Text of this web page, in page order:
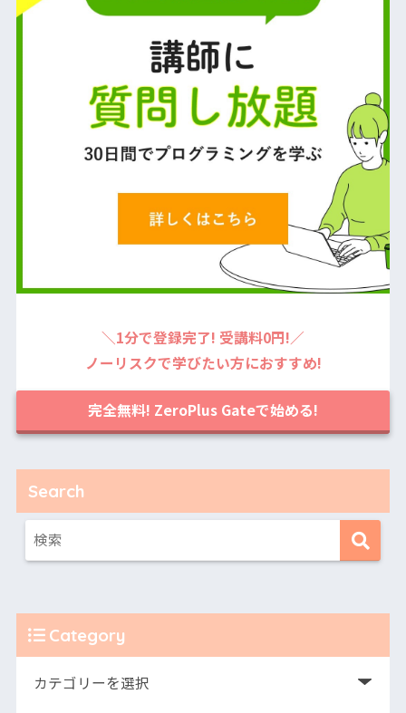
＼1分で登録完了! 受講料0円!／
ノーリスクで学びたい方におすすめ!
完全無料! ZeroPlus Gateで始める!
Search
Category